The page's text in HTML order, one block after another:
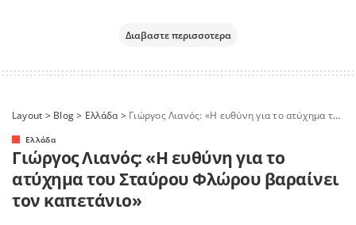
Διαβαστε περισσοτερα
Layout > Blog> Ελλάδα> Γιώργος Λιανός: «Η ευθύνη για το ατύχημα του Σταύρου Φλώρου βαραίνει τον καπετάνιο»
Ελλάδα
Γιώργος Λιανός: «Η ευθύνη για το
ατύχημα του Σταύρου Φλώρου βαραίνει
τον καπετάνιο»